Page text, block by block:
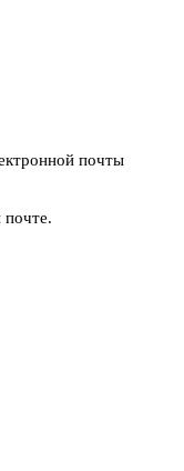
почты
почте.